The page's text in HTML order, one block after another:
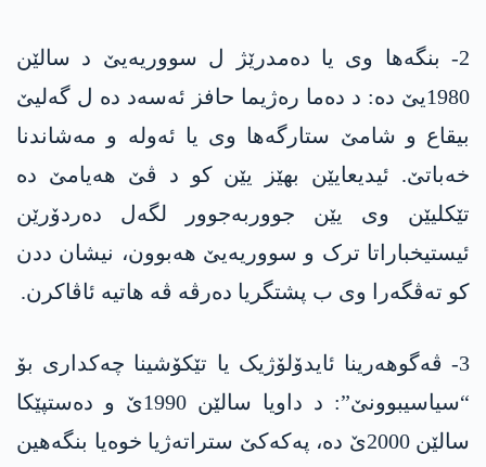
2- بنگەھا وی یا دەمدرێژ ل سووریەیێ د سالێن
1980یێ دە: د دەما رەژیما حافز ئەسەد دە ل گەلیێ
بیقاع و شامێ ستارگەھا وی یا ئەولە و مەشاندنا
خەباتێ. ئیدیعایێن بھێز یێن کو د ڤێ ھەیامێ دە
تێکلیێن وی یێن جووربەجوور لگەل دەردۆرێن
ئیستیخباراتا ترک و سووریەیێ ھەبوون، نیشان ددن
کو تەڤگەرا وی ب پشتگریا دەرڤە ڤە ھاتیە ئاڤاکرن.
3- ڤەگوھەرینا ئایدۆلۆژیک یا تێکۆشینا چەکداری بۆ
“سیاسیبوونێ”: د داویا سالێن 1990ێ و دەستپێکا
سالێن 2000ێ دە، پەکەکێ ستراتەژیا خوەیا بنگەھین